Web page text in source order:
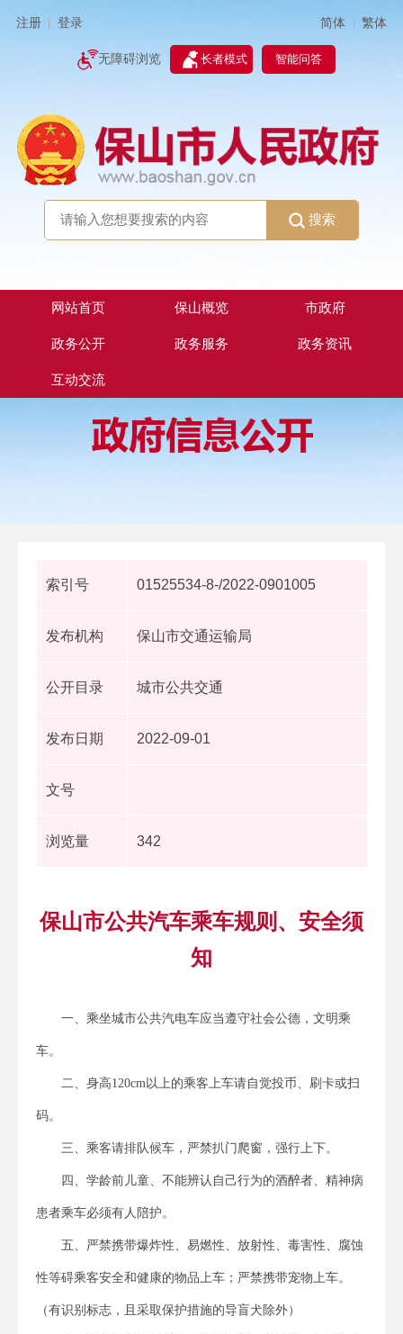
注册 登录 简体 | 繁体
无障碍浏览 长者模式 智能问答
搜索
网站首页 保山概览 市政府
政务公开 政务服务 政务资讯
互动交流
索引号 01525534-8-/2022-0901005
发布机构 保山市交通运输局
公开目录 城市公共交通
发布日期 2022-09-01
文号
浏览量 342
保山市公共汽车乘车规则、安全须
知
一、乘坐城市公共汽电车应当遵守社会公德，文明乘
车。
二、身高120cm以上的乘客上车请自觉投币、刷卡或扫
码。
三、乘客请排队候车，严禁扒门爬窗，强行上下。
四、学龄前儿童、不能辨认自己行为的酒醉者、精神病
患者乘车必须有人陪护。
五、严禁携带爆炸性、易燃性、放射性、毒害性、腐蚀
性等碍乘客安全和健康的物品上车；严禁携带宠物上车。
（有识别标志，且采取保护措施的导盲犬除外）